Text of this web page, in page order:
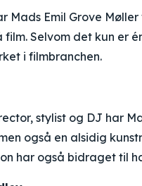
Mads Emil Grove
Selvom det kun er
i filmbranchen.
stylist og DJ har
også en alsidig
har også bidraget til